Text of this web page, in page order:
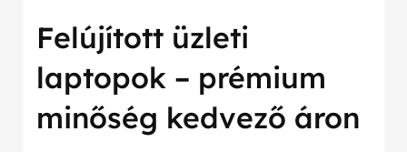
Felújított üzleti
laptopok – prémium
minőség kedvező áron